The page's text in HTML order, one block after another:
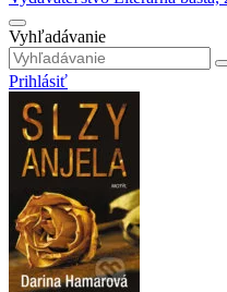
Vyhľadávanie
Prihlásiť